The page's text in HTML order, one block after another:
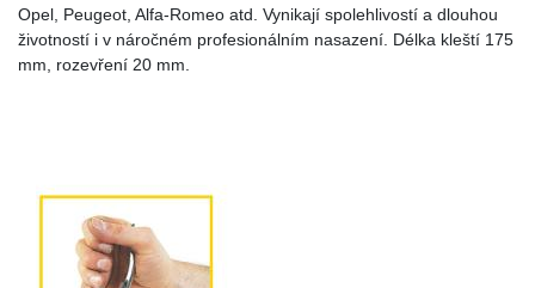
Opel, Peugeot, Alfa-Romeo atd. Vynikají spolehlivostí a dlouhou
životností i v náročném profesionálním nasazení. Délka kleští 175
mm, rozevření 20 mm.